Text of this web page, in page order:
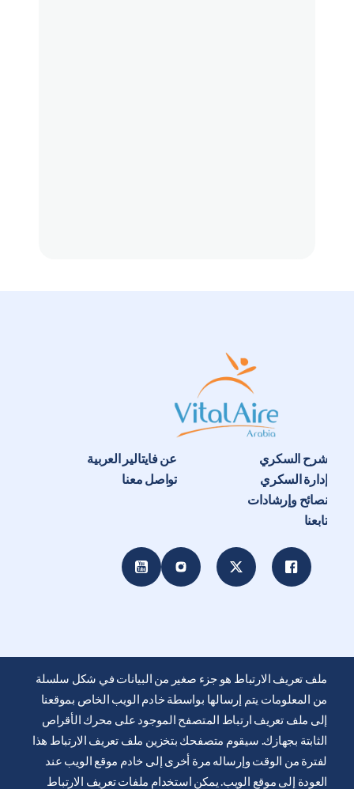
شرح السكري
إدارة السكري
نصائح وإرشادات
عن فايتالير العربية
تواصل معنا
تابعنا
يتم توفير موقع الويب هذا من قِبل شركة ايرليكيد للرعاية الصحية
لتثقيف ودعم المصابين بالسكري. انها للعلم فقط ولا تحل محل
التوصيات الطبية. دائما اطلب المشورة من أخصائي الرعاية الصحية.
ملف تعريف الارتباط هو جزء صغير من البيانات في شكل سلسلة
من المعلومات يتم إرسالها بواسطة خادم الويب الخاص بموقعنا
إلى ملف تعريف ارتباط المتصفح الموجود على محرك الأقراص
الثابتة بجهازك. سيقوم متصفحك بتخزين ملف تعريف الارتباط هذا
لفترة من الوقت وإرساله مرة أخرى إلى خادم موقع الويب عند
العودة إلى موقع الويب. يمكن استخدام ملفات تعريف الارتباط